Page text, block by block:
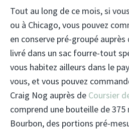
Tout au long de ce mois, si
ou à Chicago, vous pouvez
en conserve pré-groupé
livré dans un sac fourre-tout
vous habitez ailleurs dans le
vous, et vous pouvez
Craig Nog auprès de Coursier
comprend une bouteille de 375
Bourbon, des portions pré-